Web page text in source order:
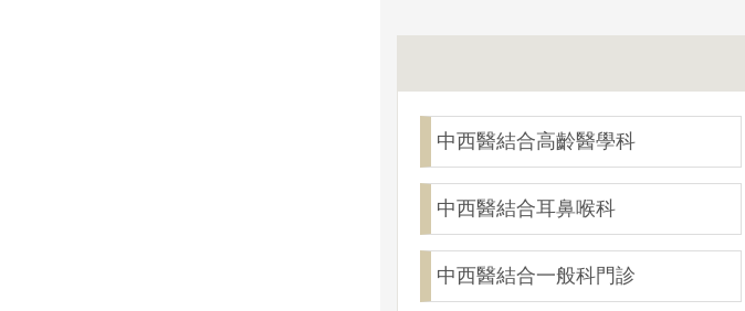
中西醫結合高齡醫學科
中西醫結合耳鼻喉科
中西醫結合一般科門診